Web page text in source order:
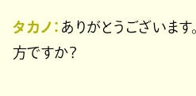
タカノ： ありがとうございます
方ですか？